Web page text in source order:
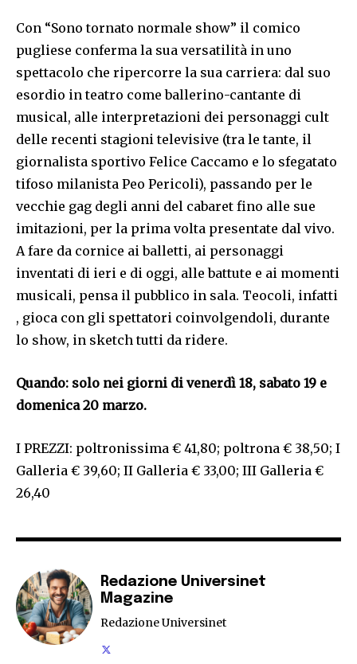
Con “Sono tornato normale show” il comico
pugliese conferma la sua versatilità in uno
spettacolo che ripercorre la sua carriera: dal suo
esordio in teatro come ballerino-cantante di
musical, alle interpretazioni dei personaggi cult
delle recenti stagioni televisive (tra le tante, il
giornalista sportivo Felice Caccamo e lo sfegatato
tifoso milanista Peo Pericoli), passando per le
vecchie gag degli anni del cabaret fino alle sue
imitazioni, per la prima volta presentate dal vivo.
A fare da cornice ai balletti, ai personaggi
inventati di ieri e di oggi, alle battute e ai momenti
musicali, pensa il pubblico in sala. Teocoli, infatti
, gioca con gli spettatori coinvolgendoli, durante
lo show, in sketch tutti da ridere.
Quando: solo nei giorni di venerdì 18, sabato 19 e
domenica 20 marzo.
I PREZZI: poltronissima € 41,80; poltrona € 38,50; I
Galleria € 39,60; II Galleria € 33,00; III Galleria €
26,40
Redazione Universinet
Magazine
Redazione Universinet